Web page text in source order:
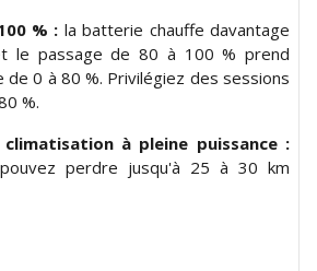
% : la batterie chauffe davantage
le passage de 80 à 100 % prend
0 à 80 %. Privilégiez des sessions
%.
à pleine puissance :
perdre jusqu'à 25 à 30 km